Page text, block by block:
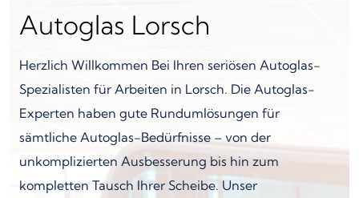
Autoglas Lorsch
Herzlich Willkommen Bei Ihren seriösen Autoglas-
Spezialisten für Arbeiten in Lorsch. Die Autoglas-
Experten haben gute Rundumlösungen für
sämtliche Autoglas-Bedürfnisse – von der
unkomplizierten Ausbesserung bis hin zum
kompletten Tausch Ihrer Scheibe. Unser